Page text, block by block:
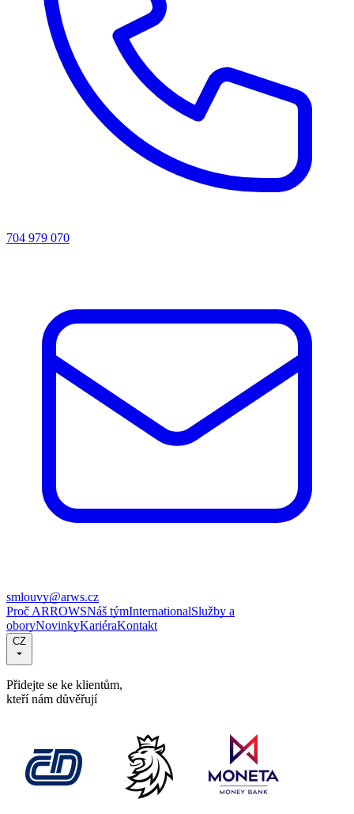
704 979 070
smlouvy@arws.cz
Proč ARROWSNáš týmInternationalSlužby a
oboryNovinkyKariéraKontakt
CZ
Přidejte se ke klientům,
kteří nám důvěřují